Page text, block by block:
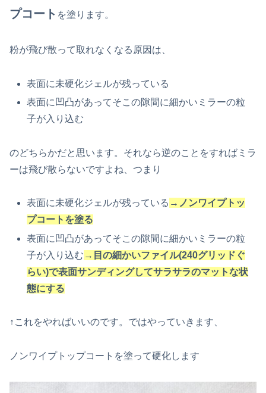
プコート を塗ります。
粉が飛び散って取れなくなる原因は、
表面に未硬化ジェルが残っている
表面に凹凸があってそこの隙間に細かいミラーの粒
子が入り込む
のどちらかだと思います。それなら逆のことをすればミラ
ーは飛び散らないですよね、つまり
表面に未硬化ジェルが残っている →ノンワイプトッ
プコートを塗る
表面に凹凸があってそこの隙間に細かいミラーの粒
子が入り込む → 目の細かいファイル(240グリッドぐ
らい)で表面サンディングしてサラサラのマットな状
態にする
↑これをやればいいのです。ではやっていきます、
ノンワイプトップコートを塗って硬化します